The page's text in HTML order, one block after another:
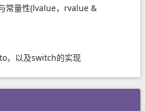
常量性(lvalue，rvalue &
，以及switch的实现